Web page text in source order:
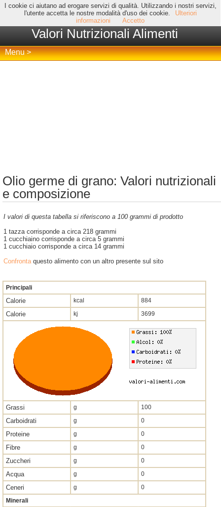
I cookie ci aiutano ad erogare servizi di qualità. Utilizzando i nostri servizi,
l'utente accetta le nostre modalità d'uso dei cookie.
Ulteriori
informazioni
Accetto
Valori Nutrizionali Alimenti
Menu >
Olio germe di grano: Valori nutrizionali
e composizione
I valori di questa tabella si riferiscono a 100 grammi di prodotto
1 tazza corrisponde a circa 218 grammi
1 cucchiaino corrisponde a circa 5 grammi
1 cucchiaio corrisponde a circa 14 grammi
Confrontaquesto alimento con un altro presente sul sito
Principali
Calorie kcal 884
Calorie kj 3699
Grassi g 100
Carboidrati g 0
Proteine g 0
Fibre g 0
Zuccheri g 0
Acqua g 0
Ceneri g
0
Minerali